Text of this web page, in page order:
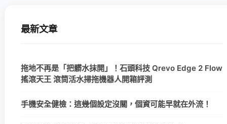
最新文章
拖地不再是「把髒水抹開」！石頭科技 Qrevo Edge 2 Flow
搖滾天王 滾筒活水掃拖機器人開箱評測
手機安全健檢：這幾個設定沒關，個資可能早就在外流！